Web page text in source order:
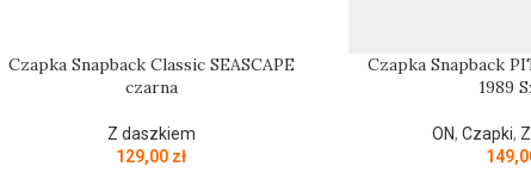
Czapka Snapback Classic SEASCAPE
czarna
Z daszkiem
129,00 zł
Czapka Snapback
1989
ON,Czapki,